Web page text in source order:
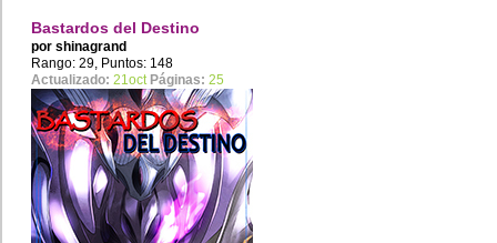
Bastardos del Destino
por shinagrand
Rango: 29, Puntos: 148
Actualizado: 21oct Páginas: 25